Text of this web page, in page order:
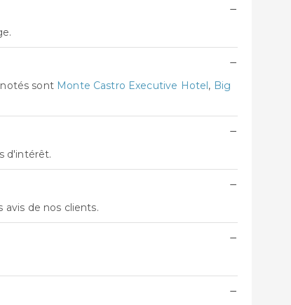
−
−
sont Monte Castro Executive Hotel, Big
−
d'intérêt.
−
avis de nos clients.
−
−